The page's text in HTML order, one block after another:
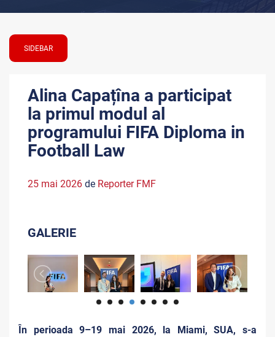
SIDEBAR
Alina Capațîna a participat
la primul modul al
programului FIFA Diploma in
Football Law
25 mai 2026 de Reporter FMF
GALERIE
În perioada 9–19 mai 2026, la Miami, SUA, s-a